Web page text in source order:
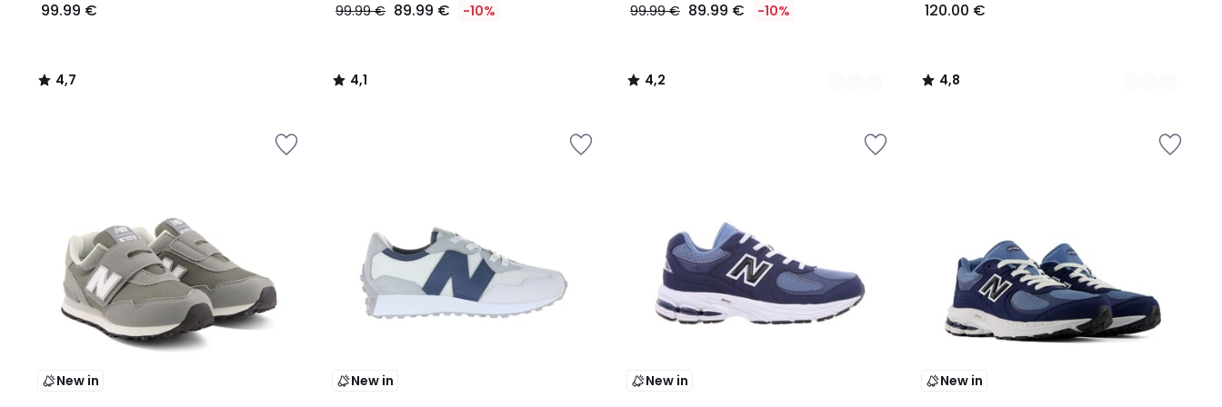
99.99 €
4,7
/
99.99 € 89.99 € -10%
4,1
/
99.99 € 89.99 € -10%
4,2
/
120.00 €
4,8
/
New in New in New in New in